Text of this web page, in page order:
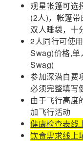
观星帐篷可选
(2人)，帐篷
双人睡袋，十
2人同行可使
Swag)价格,
Swag)
参加深潜自费
必须完整填写
由于飞行高度
加飞行活动
健康检查表线
饮食需求线上